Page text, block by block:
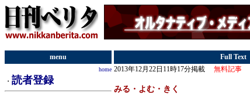
menu
home
・ 読者登録
Full Text
2013年12月22日11時17分掲載 無料記事
みる・よむ・きく